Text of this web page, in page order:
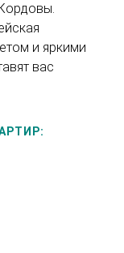
и яркими
вас